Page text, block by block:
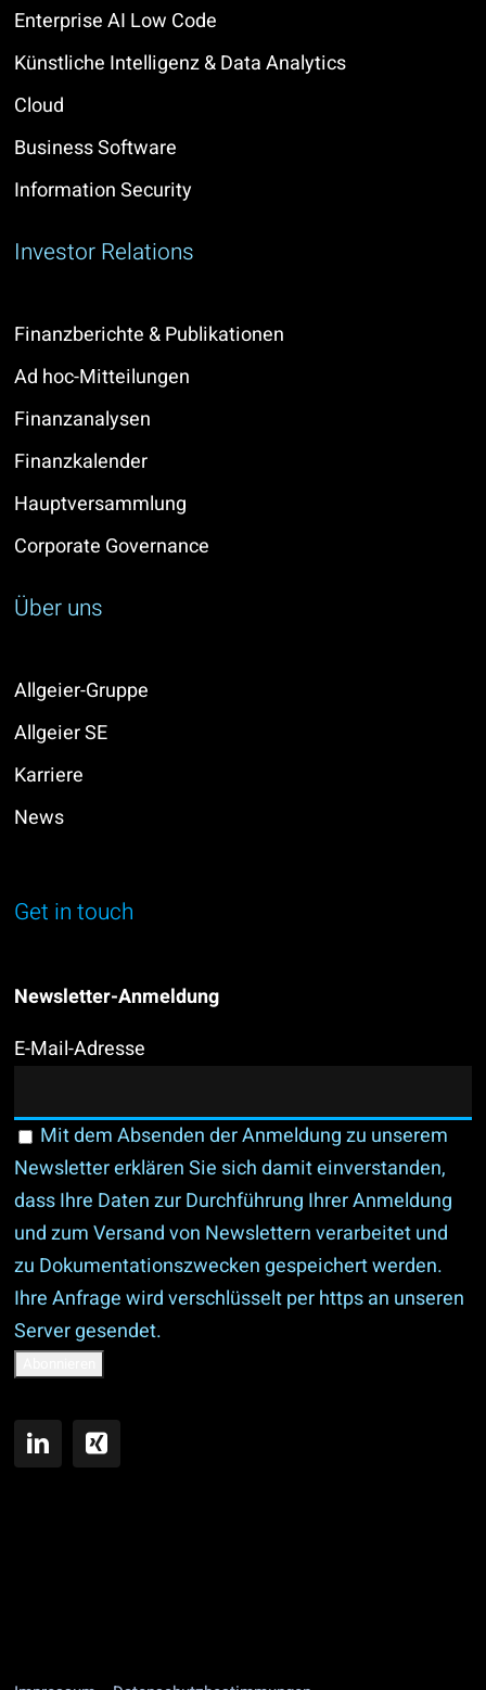
Enterprise AI Low Code
Künstliche Intelligenz & Data Analytics
Cloud
Business Software
Information Security
Investor Relations
Finanzberichte & Publikationen
Ad hoc-Mitteilungen
Finanzanalysen
Finanzkalender
Hauptversammlung
Corporate Governance
Über uns
Allgeier-Gruppe
Allgeier SE
Karriere
News
Get in touch
Newsletter-Anmeldung
E-Mail-Adresse
Mit dem Absenden der Anmeldung zu unserem
Newsletter erklären Sie sich damit einverstanden,
dass Ihre Daten zur Durchführung Ihrer Anmeldung
und zum Versand von Newslettern verarbeitet und
zu Dokumentationszwecken gespeichert werden.
Ihre Anfrage wird verschlüsselt per https an unseren
Server gesendet.